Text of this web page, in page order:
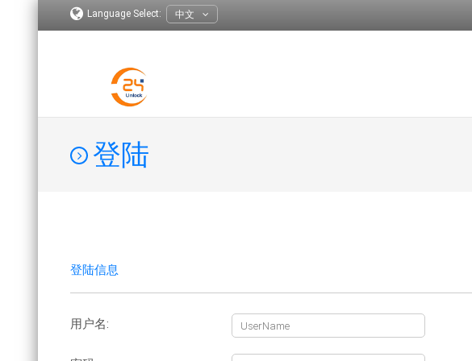
Language Select: 中文
登陆
登陆信息
用户名: